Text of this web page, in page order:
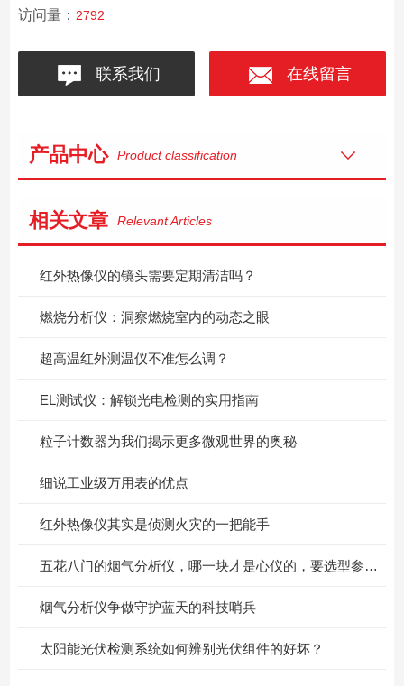
访问量： 2792
联系我们 在线留言
产品中心 Product classification
相关文章 Relevant Articles
红外热像仪的镜头需要定期清洁吗？
燃烧分析仪：洞察燃烧室内的动态之眼
超高温红外测温仪不准怎么调？
EL测试仪：解锁光电检测的实用指南
粒子计数器为我们揭示更多微观世界的奥秘
细说工业级万用表的优点
红外热像仪其实是侦测火灾的一把能手
五花八门的烟气分析仪，哪一块才是心仪的，要选型参考看这里！
烟气分析仪争做守护蓝天的科技哨兵
太阳能光伏检测系统如何辨别光伏组件的好坏？